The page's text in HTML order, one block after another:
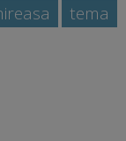
tema